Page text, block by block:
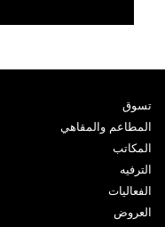
تسوق
المطاعم والمقاهي
المكاتب
الترفيه
الفعاليات
العروض